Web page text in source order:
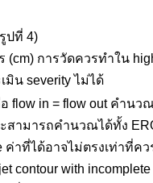
ปที่ 4)
การวัดควรทำใน
มิน severity ไม่ได้
in = flow out คำนว
สามารถคำนวณได้ทั้ง
ค่าที่ได้อาจไม่ตรงเท่าที่คว
contour with